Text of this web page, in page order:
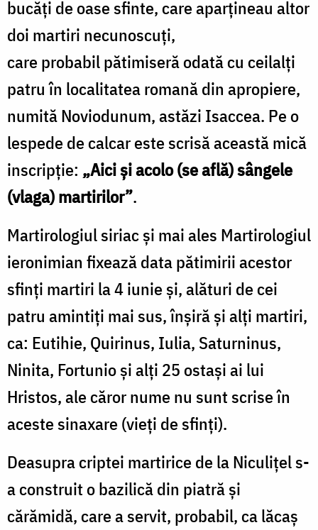
bucăţi de oase sfinte, care aparţineau altor
doi martiri necunoscuţi,
care probabil pătimiseră odată cu ceilalţi
patru în localitatea romană din apropiere,
numită Noviodunum, astăzi Isaccea. Pe o
lespede de calcar este scrisă această mică
inscripţie: „Aici şi acolo (se află) sângele
(vlaga) martirilor”.
Martirologiul siriac şi mai ales Martirologiul
ieronimian fixează data pătimirii acestor
sfinţi martiri la 4 iunie şi, alături de cei
patru amintiţi mai sus, înşiră şi alţi martiri,
ca: Eutihie, Quirinus, Iulia, Saturninus,
Ninita, Fortunio şi alţi 25 ostaşi ai lui
Hristos, ale căror nume nu sunt scrise în
aceste sinaxare (vieţi de sfinţi).
Deasupra criptei martirice de la Niculiţel s-
a construit o bazilică din piatră şi
cărămidă, care a servit, probabil, ca lăcaş